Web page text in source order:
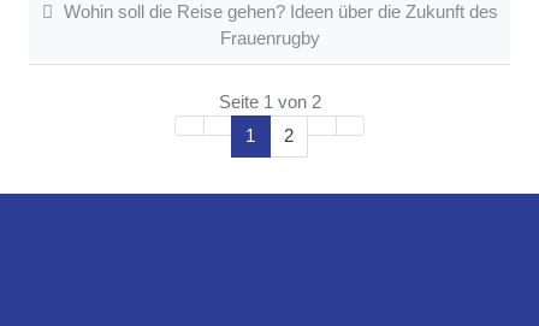
Wohin soll die Reise gehen? Ideen über die Zukunft des
Frauenrugby
1 2
Seite 1 von 2